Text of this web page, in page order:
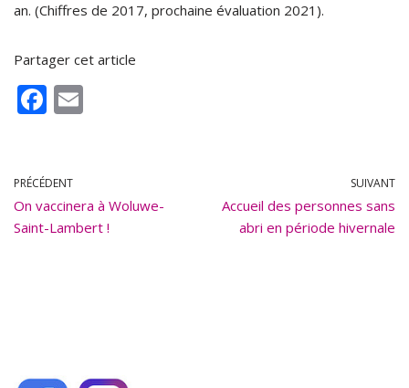
an. (Chiffres de 2017, prochaine évaluation 2021).
Partager cet article
F
b
o
o
PRÉCÉDENT
On vaccinera à Woluwe-
Saint-Lambert !
SUIVANT
Accueil des personnes sans
abri en période hivernale